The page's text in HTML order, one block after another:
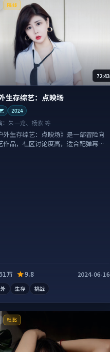
院线
72:43
生存综艺：点映场
2024
：朱一龙、杨紫 等
外生存综艺：点映场》是一部冒险向
作品，社区讨论度高，适合配弹幕观
万 9.8 2024-06-16
生存 挑战
杜比